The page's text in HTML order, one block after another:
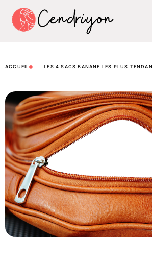
ACCUEIL LES 4 SACS BANANE LES PLUS